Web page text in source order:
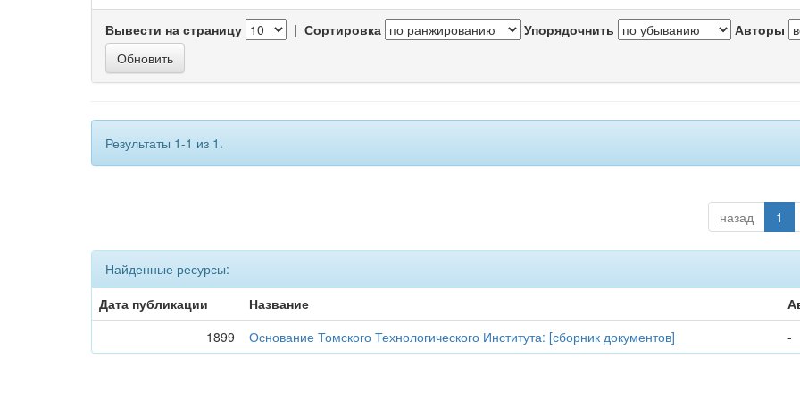
Вывести на страницу | Сортировка Упорядочнить Авторы
Результаты 1-1 из 1.
назад 1
Найденные ресурсы:
Дата публикации
Название
1899
Основание Томского Технологического Института: [сборник документов] -